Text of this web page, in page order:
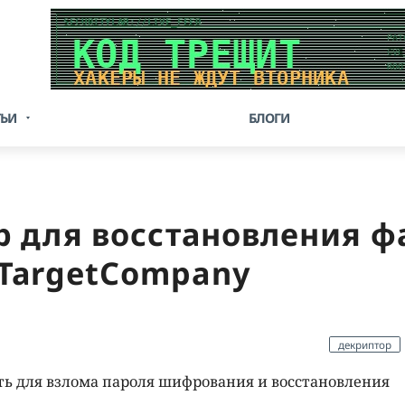
БЛОГИ
восстановления
декриптор
для взлома пароля шифрования и восстановления